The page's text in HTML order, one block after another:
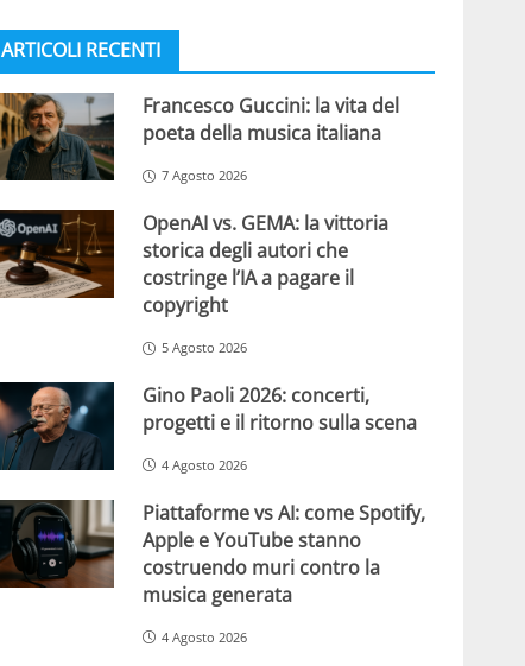
ARTICOLI RECENTI
Francesco Guccini: la vita del
poeta della musica italiana
7 Agosto 2026
OpenAI vs. GEMA: la vittoria
storica degli autori che
costringe l’IA a pagare il
copyright
5 Agosto 2026
Gino Paoli 2026: concerti,
progetti e il ritorno sulla scena
4 Agosto 2026
Piattaforme vs AI: come Spotify,
Apple e YouTube stanno
costruendo muri contro la
musica generata
4 Agosto 2026